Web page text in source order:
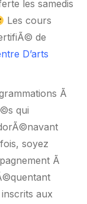
les samedis
Les cours
de
D’arts
Ã
qui
soyez
Ã
aux